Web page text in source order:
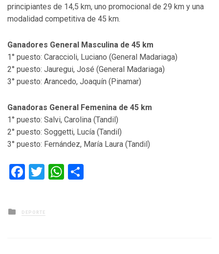
principiantes de 14,5 km, uno promocional de 29 km y una
modalidad competitiva de 45 km.
Ganadores General Masculina de 45 km
1° puesto: Caraccioli, Luciano (General Madariaga)
2° puesto: Jauregui, José (General Madariaga)
3° puesto: Arancedo, Joaquín (Pinamar)
Ganadoras General Femenina de 45 km
1° puesto: Salvi, Carolina (Tandil)
2° puesto: Soggetti, Lucía (Tandil)
3° puesto: Fernández, María Laura (Tandil)
Facebook
TwitterWhatsApp
Posted
in
DEPORTE